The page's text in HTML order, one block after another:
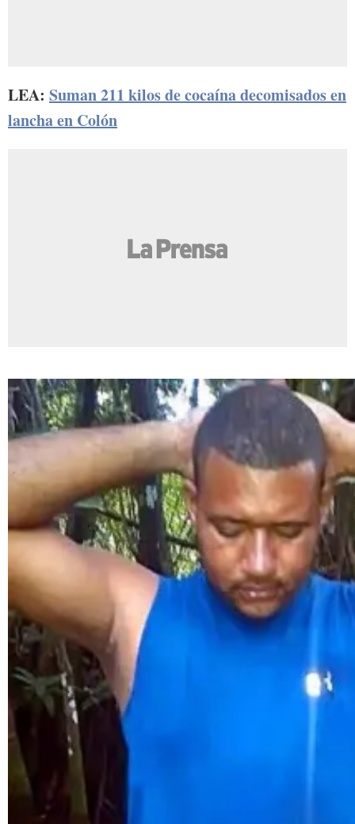
LEA: Suman 211 kilos de cocaína decomisados en
lancha en Colón